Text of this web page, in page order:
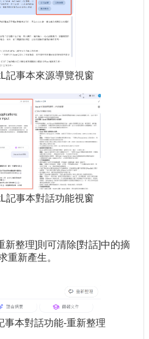
記事本來源導覽視窗
記事本對話功能視窗
新整理]則可清除[對話]中的摘
重新產生。
事本對話功能-重新整理